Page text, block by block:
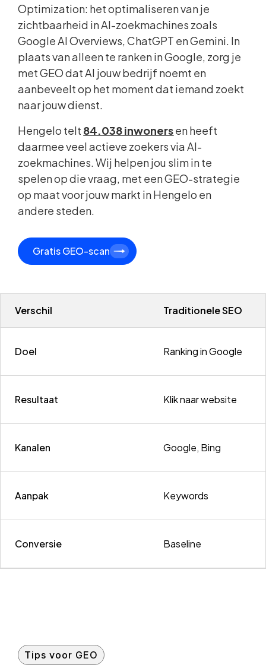
Verschil Traditionele SEO
Doel Ranking in Google
Resultaat Klik naar website
Kanalen Google, Bing
Aanpak Keywords
Conversie Baseline
Optimization: het optimaliseren van je
zichtbaarheid in AI-zoekmachines zoals
Google AI Overviews, ChatGPT en Gemini. In
plaats van alleen te ranken in Google, zorg je
met GEO dat AI jouw bedrijf noemt en
aanbeveelt op het moment dat iemand zoekt
naar jouw dienst.
Hengelo telt 84.038 inwonersen heeft
daarmee veel actieve zoekers via AI-
zoekmachines. Wij helpen jou slim in te
spelen op die vraag, met een GEO-strategie
op maat voor jouw markt in Hengelo en
andere steden.
Gratis GEO-scan
Tips voor GEO